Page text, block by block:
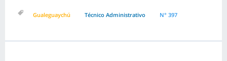
Gualeguaychú Técnico Administrativo N° 397